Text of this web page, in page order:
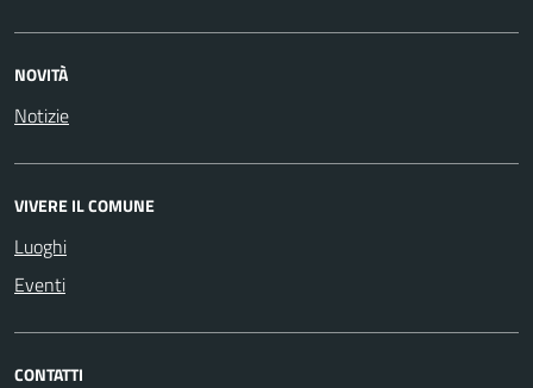
NOVITÀ
Notizie
VIVERE IL COMUNE
Luoghi
Eventi
CONTATTI